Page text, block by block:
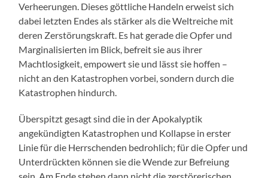
Verheerungen. Dieses göttliche Handeln erweist sich
dabei letzten Endes als stärker als die Weltreiche mit
deren Zerstörungskraft. Es hat gerade die Opfer und
Marginalisierten im Blick, befreit sie aus ihrer
Machtlosigkeit, empowert sie und lässt sie hoffen –
nicht an den Katastrophen vorbei, sondern durch die
Katastrophen hindurch.
Überspitzt gesagt sind die in der Apokalyptik
angekündigten Katastrophen und Kollapse in erster
Linie für die Herrschenden bedrohlich; für die Opfer und
Unterdrückten können sie die Wende zur Befreiung